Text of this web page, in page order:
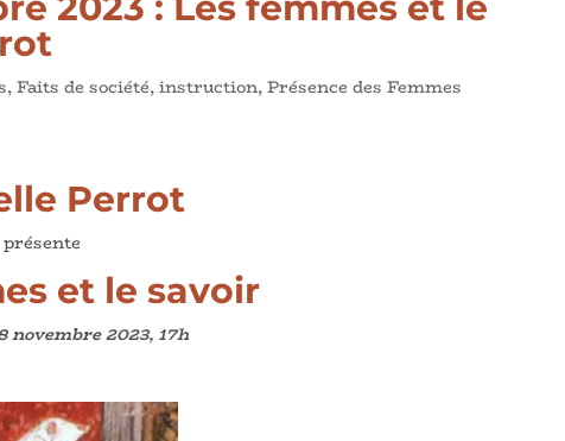
,Faits de société,instruction,Présence des Femmes
Perrot
présente
et le savoir
novembre2023, 17h